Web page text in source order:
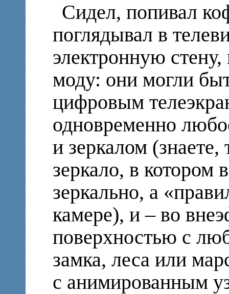
Сидел, попивал
поглядывал в
электронную
моду: они могли
цифровым
одновременно
и зеркалом (знаете,
зеркало, в котором
зеркально, а
камере), и – во
поверхностью с
замка, леса или
с анимированным